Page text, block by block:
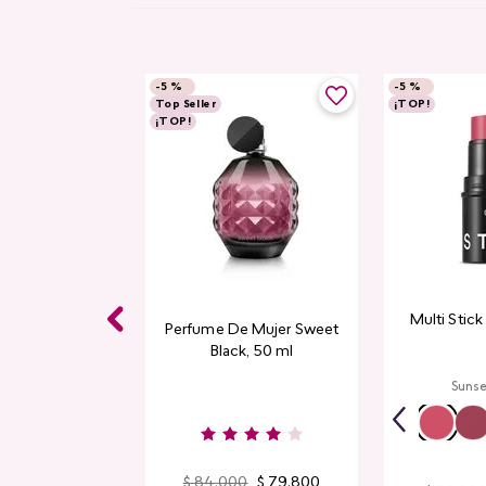
-5 %
Top Seller
¡TOP!
Perfume De Mujer Sweet
Black, 50 ml
-5 %
¡TOP!
Multi